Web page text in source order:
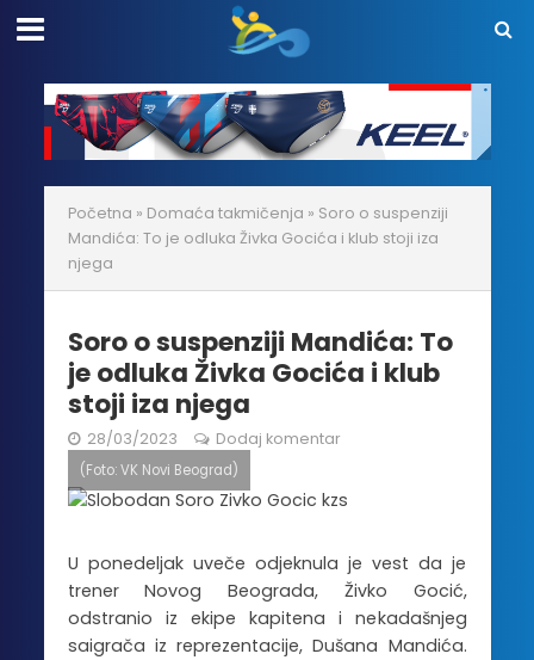
Početna » Domaća takmičenja » Soro o suspenziji
Mandića: To je odluka Živka Gocića i klub stoji iza
njega
Soro o suspenziji Mandića: To
je odluka Živka Gocića i klub
stoji iza njega
28/03/2023 Dodaj komentar
(Foto: VK Novi Beograd)
U ponedeljak uveče odjeknula je vest da je
trener Novog Beograda, Živko Gocić,
odstranio iz ekipe kapitena i nekadašnjeg
saigrača iz reprezentacije, Dušana Mandića.